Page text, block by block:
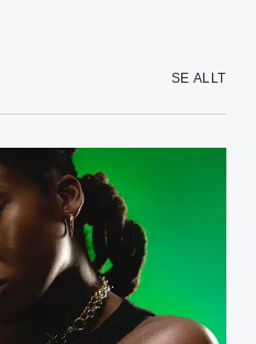
SE ALLT